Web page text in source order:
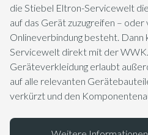
die Stiebel Eltron-Servicewelt
auf das Gerät zuzugreifen –
Onlineverbindung besteht. Dann
Servicewelt direkt mit der
Geräteverkleidung erlaubt
auf alle relevanten
verkürzt und den